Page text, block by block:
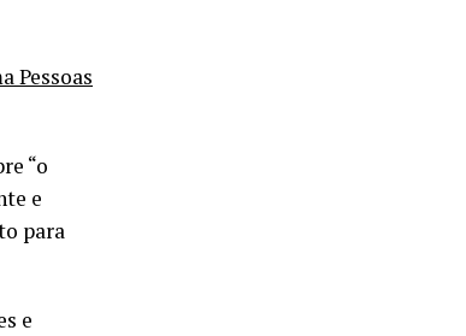
Pessoas
“o
e
para
e